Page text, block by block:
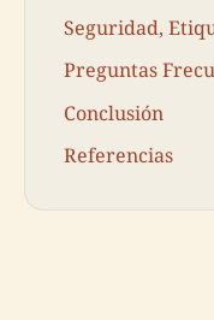
Seguridad,
Preguntas
Conclusión
Referencias